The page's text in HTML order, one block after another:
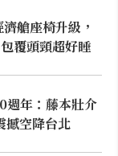
艙座椅升級，
覆頭頸超好睡
週年：藤本壯介
撼空降台北